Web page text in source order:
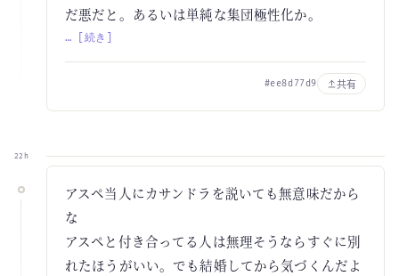
だ悪だと。あるいは単純な集団極性化か。
… [続き]
#ee8d77d9 共有
22h
アスペ当人にカサンドラを説いても無意味だから
な
アスペと付き合ってる人は無理そうならすぐに別
れたほうがいい。でも結婚してから気づくんだよ